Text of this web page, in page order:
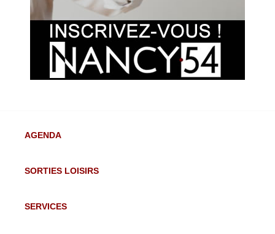
AGENDA
SORTIES LOISIRS
SERVICES